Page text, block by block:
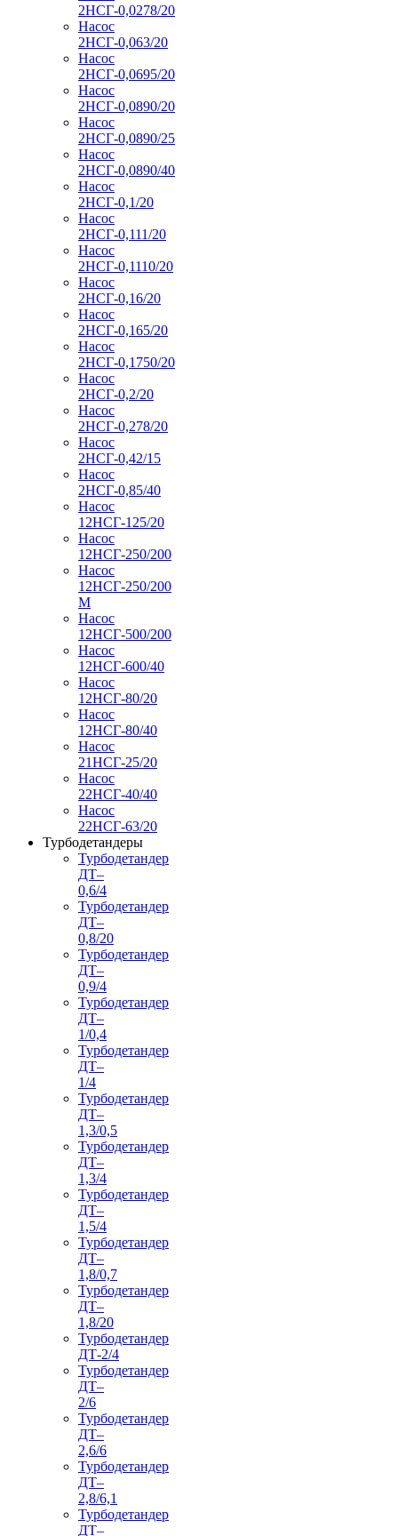
2НСГ-0,0278/20
Насос
2НСГ-0,063/20
Насос
2НСГ-0,0695/20
Насос
2НСГ-0,0890/20
Насос
2НСГ-0,0890/25
Насос
2НСГ-0,0890/40
Насос
2НСГ-0,1/20
Насос
2НСГ-0,111/20
Насос
2НСГ-0,1110/20
Насос
2НСГ-0,16/20
Насос
2НСГ-0,165/20
Насос
2НСГ-0,1750/20
Насос
2НСГ-0,2/20
Насос
2НСГ-0,278/20
Насос
2НСГ-0,42/15
Насос
2НСГ-0,85/40
Насос
12НСГ-125/20
Насос
12НСГ-250/200
Насос
12НСГ-250/200
М
Насос
12НСГ-500/200
Насос
12НСГ-600/40
Насос
12НСГ-80/20
Насос
12НСГ-80/40
Насос
21НСГ-25/20
Насос
22НСГ-40/40
Насос
22НСГ-63/20
Турбодетандеры
Турбодетандер
ДТ–
0,6/4
Турбодетандер
ДТ–
0,8/20
Турбодетандер
ДТ–
0,9/4
Турбодетандер
ДТ–
1/0,4
Турбодетандер
ДТ–
1/4
Турбодетандер
ДТ–
1,3/0,5
Турбодетандер
ДТ–
1,3/4
Турбодетандер
ДТ–
1,5/4
Турбодетандер
ДТ–
1,8/0,7
Турбодетандер
ДТ–
1,8/20
Турбодетандер
ДТ-2/4
Турбодетандер
ДТ–
2/6
Турбодетандер
ДТ–
2,6/6
Турбодетандер
ДТ–
2,8/6,1
Турбодетандер
ДТ–